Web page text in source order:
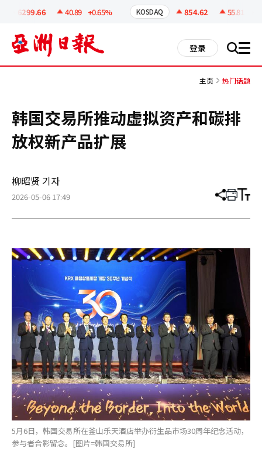
6299.66 40.89 +0.65% KOSDAQ 854.62 55.81
登录 搜 all
主页 热门话题
韩国交易所推动虚拟资产和碳排
放权新产品扩展
柳昭贤 기자
2026-05-06 17:49 分
章
打 调
小
5月6日，韩国交易所在釜山乐天酒店举办衍生品市场30周年纪念活动，
参与者合影留念。[图片=韩国交易所]